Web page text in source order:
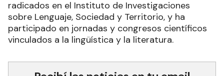
radicados en el Instituto de Investigaciones
sobre Lenguaje, Sociedad y Territorio, y ha
participado en jornadas y congresos científicos
vinculados a la lingüística y la literatura.